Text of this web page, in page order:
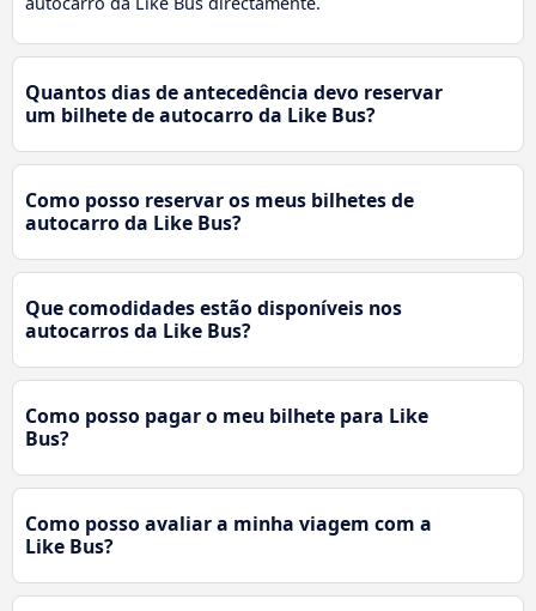
Quantos dias de antecedência devo reservar
um bilhete de autocarro da Like Bus?
Como posso reservar os meus bilhetes de
autocarro da Like Bus?
Que comodidades estão disponíveis nos
autocarros da Like Bus?
Como posso pagar o meu bilhete para Like
Bus?
Como posso avaliar a minha viagem com a
Like Bus?